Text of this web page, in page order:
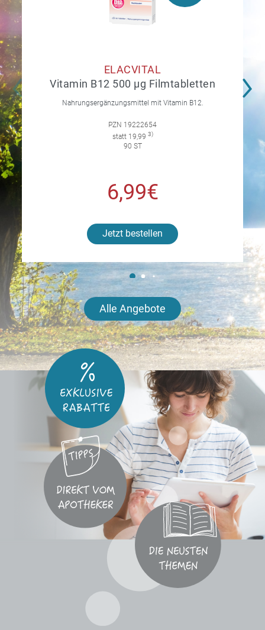
ELACVITAL
Vitamin B12 500 µg Filmtabletten
Nahrungsergänzungsmittel mit Vitamin B12.
PZN 19222654
statt 19,99 3)
90 ST
6,99€
Jetzt bestellen
Alle Angebote